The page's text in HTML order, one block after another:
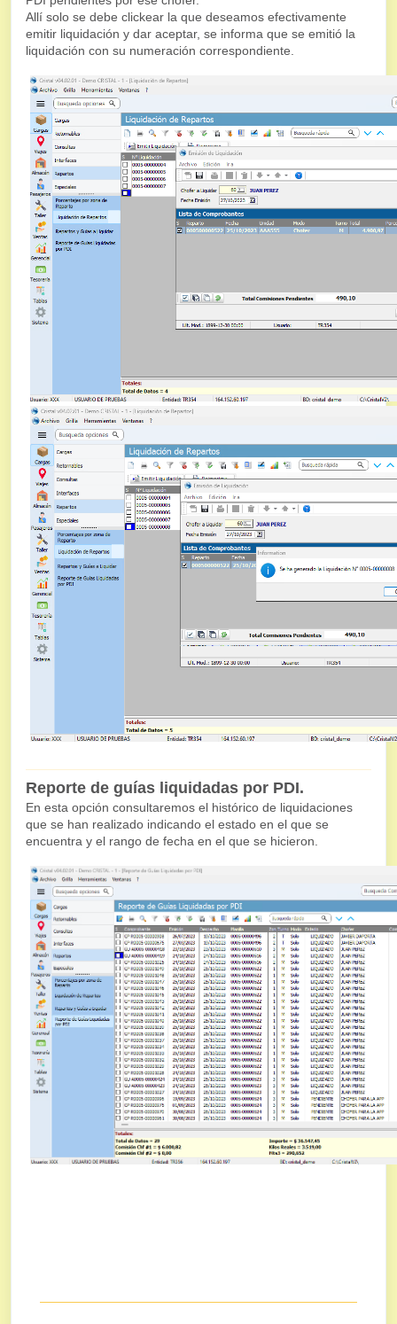
Allí solo se debe clickear la que deseamos efectivamente
emitir liquidación y dar aceptar, se informa que se emitió la
liquidación con su numeración correspondiente.
Reporte de guías liquidadas por PDI.
En esta opción consultaremos el histórico de liquidaciones
que se han realizado indicando el estado en el que se
encuentra y el rango de fecha en el que se hicieron.